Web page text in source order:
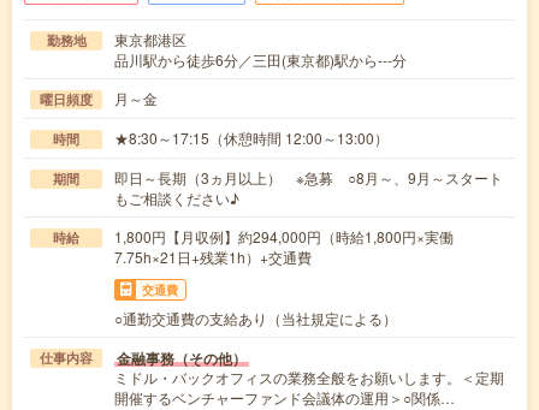
勤務地
東京都港区
品川駅から徒歩6分／三田(東京都)駅から---分
曜日頻度 月～金
時間 ★8:30～17:15（休憩時間 12:00～13:00）
期間
即日～長期（3ヵ月以上） ※急募 ○8月～、9月～スタート
もご相談ください♪
時給
1,800円【月収例】約294,000円（時給1,800円×実働
7.75h×21日+残業1h）+交通費
交通費
○通勤交通費の支給あり（当社規定による）
仕事内容 金融事務（その他）
ミドル・バックオフィスの業務全般をお願いします。＜定期
開催するベンチャーファンド会議体の運用＞○関係…